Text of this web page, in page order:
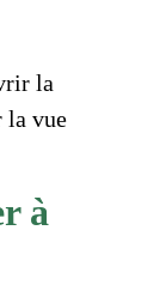
la
la vue
à